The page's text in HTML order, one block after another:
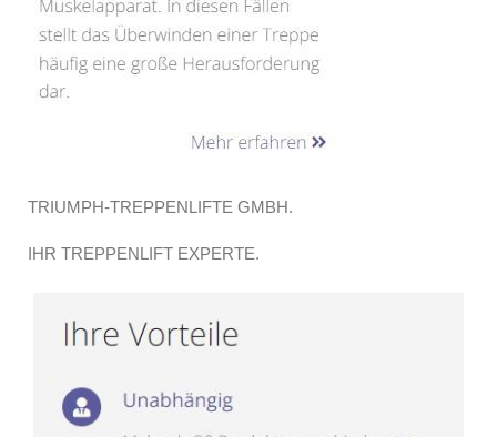
TRIUMPH-TREPPENLIFTE GMBH.
IHR TREPPENLIFT EXPERTE.